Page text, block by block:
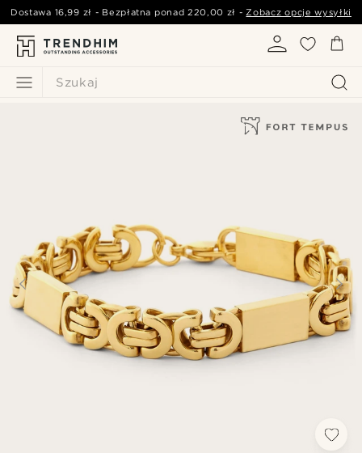
Szukaj
Dostawa 16,99 zł - Bezpłatna ponad220,00 zł -Zobacz opcje wysyłki